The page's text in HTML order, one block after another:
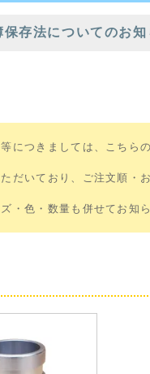
存法についてのお知
につきましては、こちら
だいており、ご注文順・
・色・数量も併せてお知